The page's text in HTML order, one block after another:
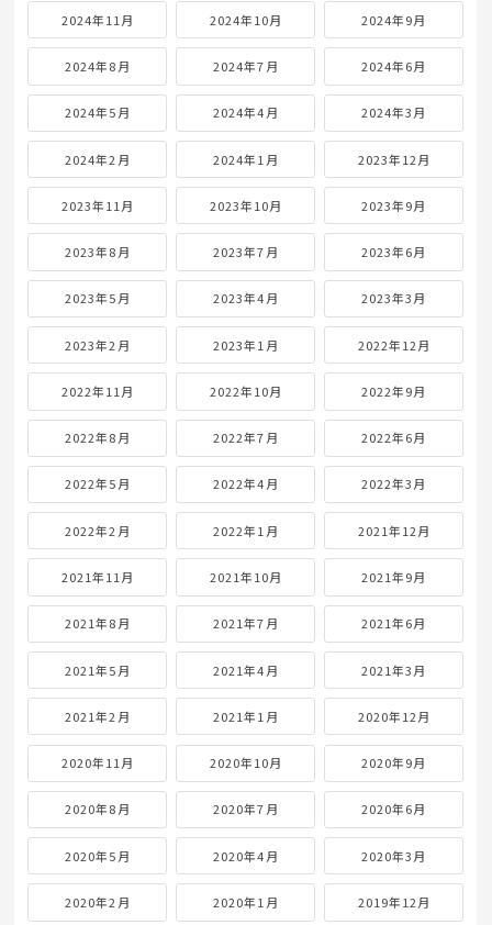
2024年11月 2024年10月 2024年9月
2024年8月 2024年7月 2024年6月
2024年5月 2024年4月 2024年3月
2024年2月 2024年1月 2023年12月
2023年11月 2023年10月 2023年9月
2023年8月 2023年7月 2023年6月
2023年5月 2023年4月 2023年3月
2023年2月 2023年1月 2022年12月
2022年11月 2022年10月 2022年9月
2022年8月 2022年7月 2022年6月
2022年5月 2022年4月 2022年3月
2022年2月 2022年1月 2021年12月
2021年11月 2021年10月 2021年9月
2021年8月 2021年7月 2021年6月
2021年5月 2021年4月 2021年3月
2021年2月 2021年1月 2020年12月
2020年11月 2020年10月 2020年9月
2020年8月 2020年7月 2020年6月
2020年5月 2020年4月 2020年3月
2020年2月 2020年1月 2019年12月